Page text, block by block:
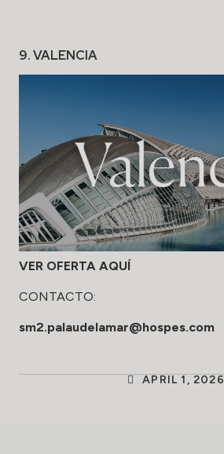
9. VALENCIA
VER OFERTA AQUÍ
CONTACTO:
sm2.palaudelamar@hospes.com
APRIL 1, 2026